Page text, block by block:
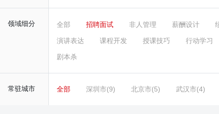
领域细分 全部 招聘面试 非人管理 薪酬设计
演讲表达 课程开发 授课技巧 行动学习
剧本杀
常驻城市 全部 深圳市(9) 北京市(5) 武汉市(4)